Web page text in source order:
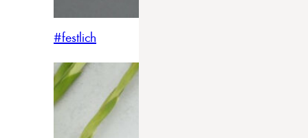
#festlich